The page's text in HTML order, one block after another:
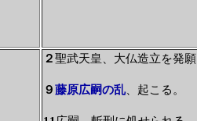
２聖武天皇、大仏造立を発願
９藤原広嗣の乱 、起こる。